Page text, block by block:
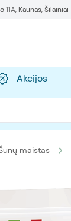
11A, Kaunas, Šilainiai
Akcijos
maistas